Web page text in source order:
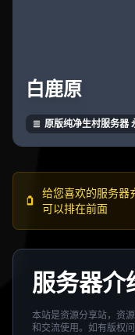
白鹿原
原版纯净生村服务器
给您喜欢的服务器
可以排在前面
服务器介
本站是资源分享站，资
和交流使用。如有版权